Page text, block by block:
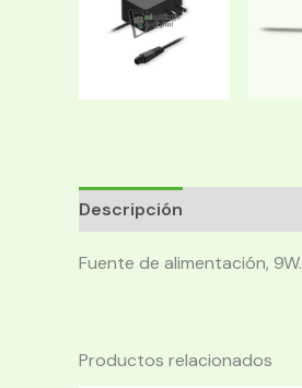
Descripción
Fuente de alimentación, 9W.
Productos relacionados